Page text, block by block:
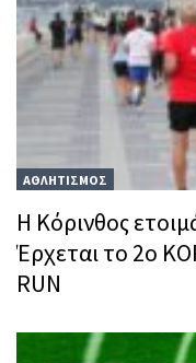
ΑΘΛΗΤΙΣΜΟΣ
Η Κόρινθος
Έρχεται το 2ο
RUN